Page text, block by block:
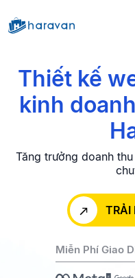
Thiết kế
kinh doanh
Tăng trưởng doanh
TRẢI
Miễn Phí Giao